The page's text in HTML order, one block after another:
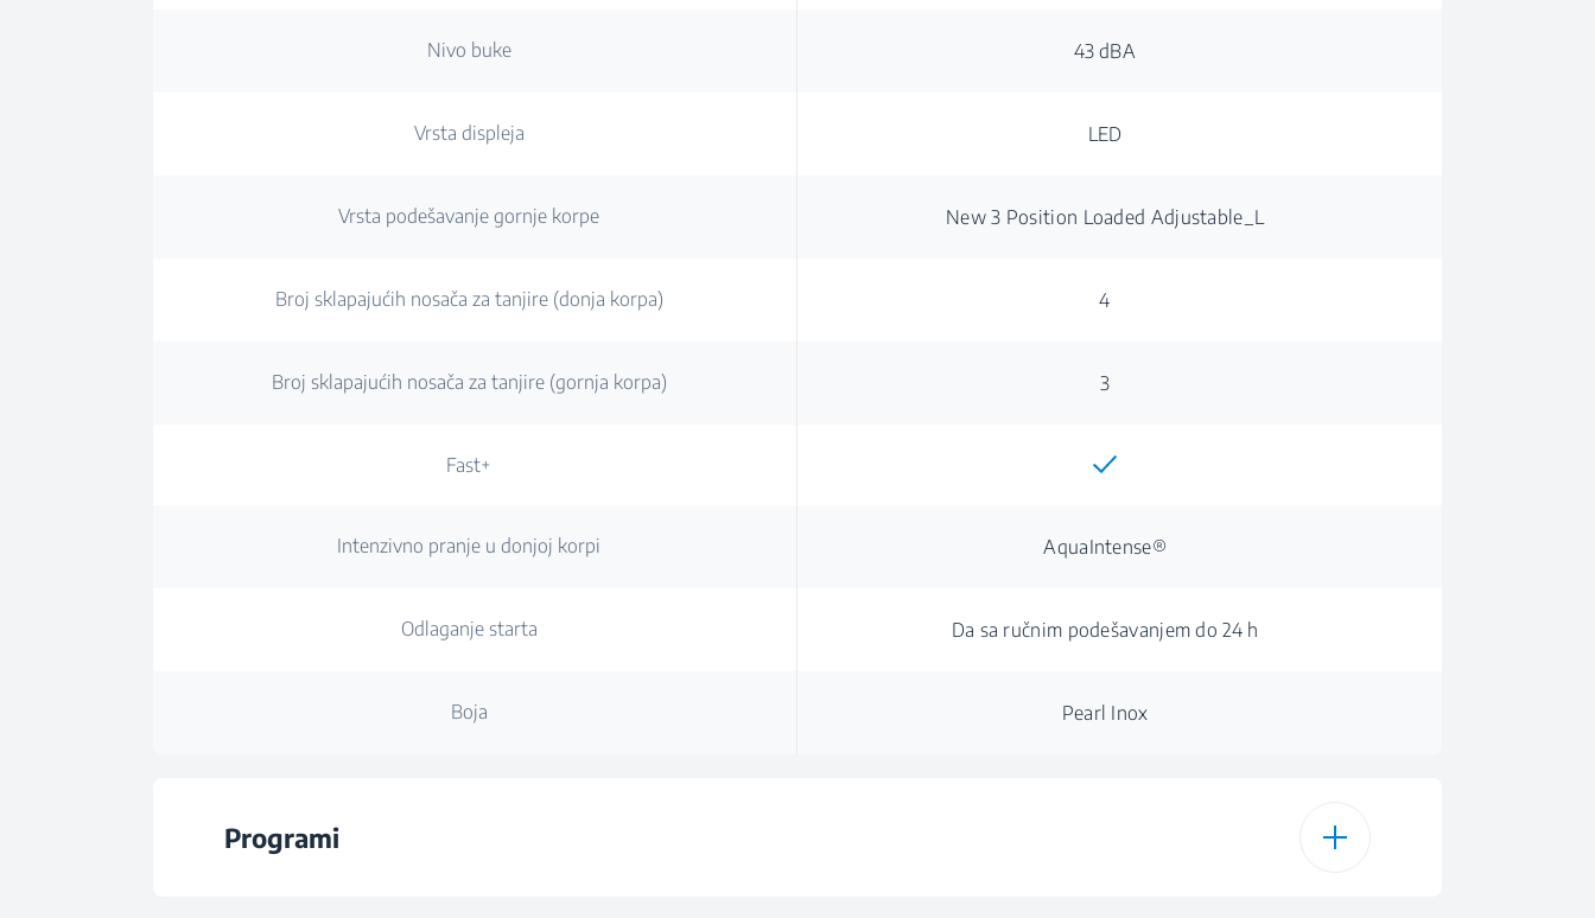
Nivo buke 43 dBA
Vrsta displeja LED
Vrsta podešavanje gornje korpe New 3 Position Loaded Adjustable_L
Broj sklapajućih nosača za tanjire (donja korpa) 4
Broj sklapajućih nosača za tanjire (gornja korpa) 3
Fast+
Intenzivno pranje u donjoj korpi AquaIntense®
Odlaganje starta Da sa ručnim podešavanjem do 24 h
Boja Pearl Inox
Programi